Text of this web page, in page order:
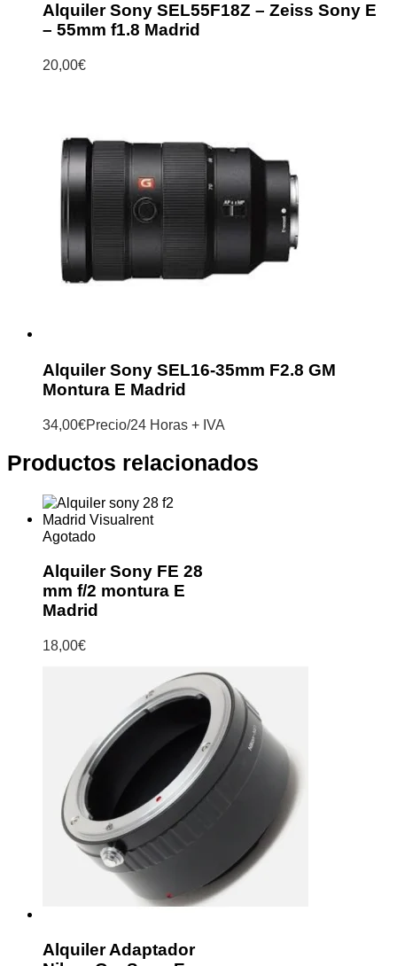
Alquiler Sony SEL55F18Z – Zeiss Sony E
– 55mm f1.8 Madrid
20,00€
Alquiler Sony SEL16-35mm F2.8 GM
Montura E Madrid
34,00€Precio/24 Horas + IVA
Productos relacionados
Agotado
Alquiler Sony FE 28
mm f/2 montura E
Madrid
18,00€
Alquiler Adaptador